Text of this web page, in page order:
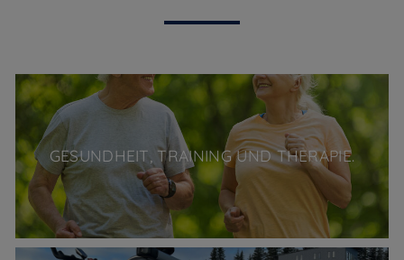
GESUNDHEIT, TRAINING UND THERAPIE.